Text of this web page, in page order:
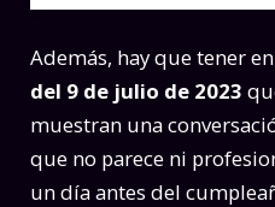
Además, hay que tener
del 9 de julio de 2023
muestran una
que no parece ni
un día antes del